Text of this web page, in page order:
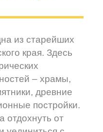
из старейших
края. Здесь
– храмы,
древние
постройки.
отдохнуть от